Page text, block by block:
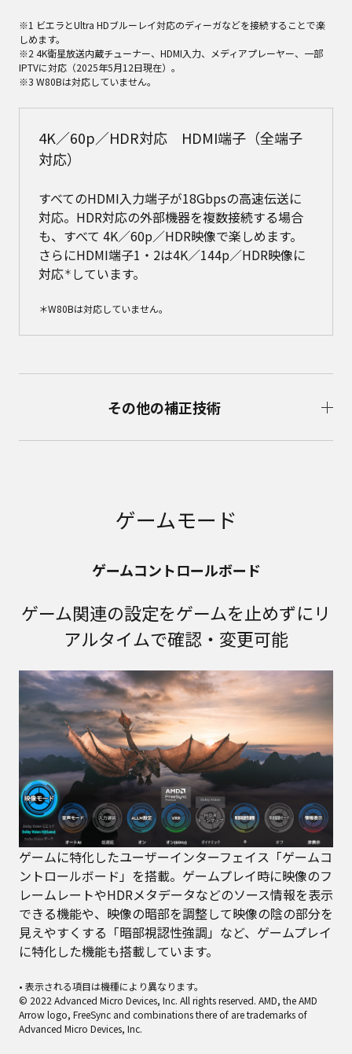
※1 ビエラとUltra HDブルーレイ対応のディーガなどを接続することで楽
しめます。
※2 4K衛星放送内蔵チューナー、HDMI入力、メディアプレーヤー、一部
IPTVに対応（2025年5月12日現在）。
※3 W80Bは対応していません。
4K／60p／HDR対応 HDMI端子（全端子
対応）
すべてのHDMI入力端子が18Gbpsの高速伝送に
対応。HDR対応の外部機器を複数接続する場合
も、すべて 4K／60p／HDR映像で楽しめます。
さらにHDMI端子1・2は4K／144p／HDR映像に
対応＊ しています。
＊W80Bは対応していません。
その他の補正技術
ゲームモード
ゲームコントロールボード
ゲーム関連の設定をゲームを止めずにリ
アルタイムで確認・変更可能
ゲームに特化したユーザーインターフェイス「ゲームコ
ントロールボード」を搭載。ゲームプレイ時に映像のフ
レームレートやHDRメタデータなどのソース情報を表示
できる機能や、映像の暗部を調整して映像の陰の部分を
見えやすくする「暗部視認性強調」など、ゲームプレイ
に特化した機能も搭載しています。
• 表示される項目は機種により異なります。
© 2022 Advanced Micro Devices, Inc. All rights reserved. AMD, the AMD
Arrow logo, FreeSync and combinations there of are trademarks of
Advanced Micro Devices, Inc.